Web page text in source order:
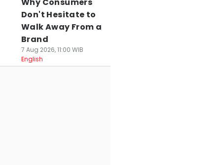
Don't Hesitate to
Walk Away From a
Brand
7 Aug 2026, 11:00 WIB
English